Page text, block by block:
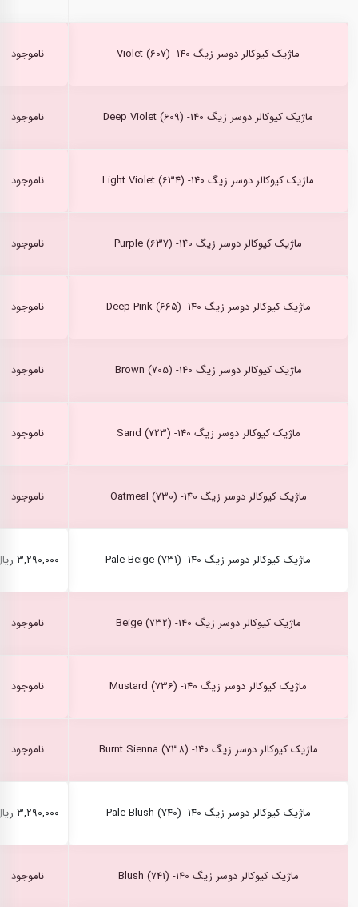
ماژیک کیوکالر دوسر زیگ Violet (607) -140 ناموجود
ماژیک کیوکالر دوسر زیگ Deep Violet (609) -140 ناموجود
ماژیک کیوکالر دوسر زیگ Light Violet (634) -140 ناموجود
ماژیک کیوکالر دوسر زیگ Purple (637) -140 ناموجود
ماژیک کیوکالر دوسر زیگ Deep Pink (665) -140 ناموجود
ماژیک کیوکالر دوسر زیگ Brown (705) -140 ناموجود
ماژیک کیوکالر دوسر زیگ Sand (723) -140 ناموجود
ماژیک کیوکالر دوسر زیگ Oatmeal (730) -140 ناموجود
ماژیک کیوکالر دوسر زیگ Pale Beige (731) -140 ۳,۲۹۰,۰۰۰ ریال
ماژیک کیوکالر دوسر زیگ Beige (732) -140 ناموجود
ماژیک کیوکالر دوسر زیگ Mustard (736) -140 ناموجود
ماژیک کیوکالر دوسر زیگ Burnt Sienna (738) -140 ناموجود
ماژیک کیوکالر دوسر زیگ Pale Blush (740) -140 ۳,۲۹۰,۰۰۰ ریال
ماژیک کیوکالر دوسر زیگ Blush (741) -140 ناموجود